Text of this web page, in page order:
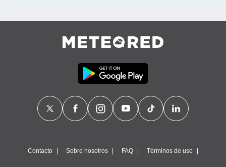
Contacto Sobre nosotros FAQ Términos de uso